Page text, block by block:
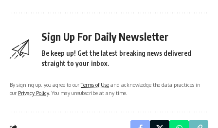
Sign Up For Daily Newsletter
Be keep up! Get the latest breaking news delivered
straight to your inbox.
By signing up, you agree to ourTerms of Use and acknowledge the data practices in
our Privacy Policy. You may unsubscribe at any time.